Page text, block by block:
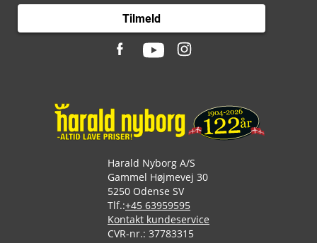
Tilmeld
Harald Nyborg A/S
Gammel Højmevej 30
5250 Odense SV
Tlf.:+45 63959595
Kontakt kundeservice
CVR-nr.: 37783315